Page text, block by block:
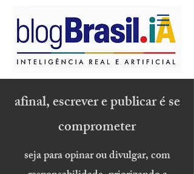
afinal, escrever e publicar é se
comprometer
seja para opinar ou divulgar, com